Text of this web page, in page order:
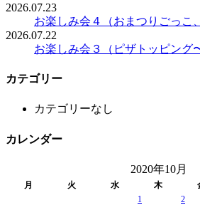
2026.07.23
お楽しみ会４（おまつりごっこ
2026.07.22
お楽しみ会３（ピザトッピング
カテゴリー
カテゴリーなし
カレンダー
2020年10月
月 火 水 木
1
2